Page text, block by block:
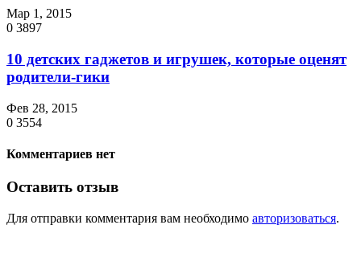
Мар 1, 2015
0 3897
10 детских гаджетов и игрушек, которые оценят
родители-гики
Фев 28, 2015
0 3554
Комментариев нет
Оставить отзыв
Для отправки комментария вам необходимо авторизоваться.